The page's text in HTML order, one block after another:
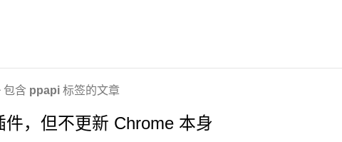
包含 ppapi标签的文章
，但不更新 Chrome 本身